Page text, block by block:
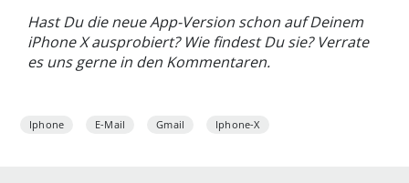
Hast Du die neue App-Version schon auf Deinem
iPhone X ausprobiert? Wie findest Du sie? Verrate
es uns gerne in den Kommentaren.
Iphone E-Mail Gmail Iphone-X